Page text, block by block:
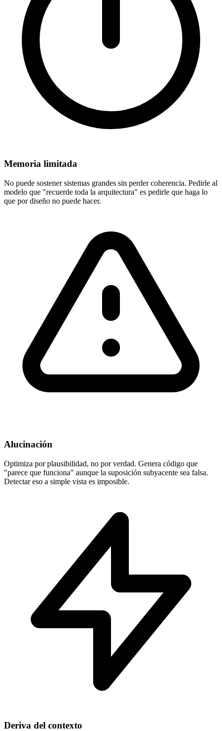
Memoria limitada
No puede sostener sistemas grandes sin perder coherencia. Pedirle al
modelo que "recuerde toda la arquitectura" es pedirle que haga lo
que por diseño no puede hacer.
Alucinación
Optimiza por plausibilidad, no por verdad. Genera código que
"parece que funciona" aunque la suposición subyacente sea falsa.
Detectar eso a simple vista es imposible.
Deriva del contexto